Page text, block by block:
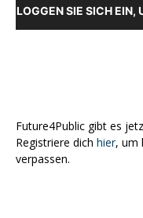
LOGGEN SIE SICH EIN,
Future4Public gibt es
Registriere dich hier, um
verpassen.